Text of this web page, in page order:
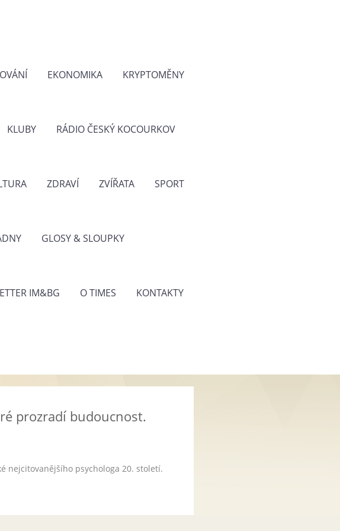
EKONOMIKA KRYPTOMĚNY
KLUBY RÁDIO ČESKÝ KOCOURKOV
ZDRAVÍ ZVÍŘATA SPORT
GLOSY & SLOUPKY
IM&BG O TIMES KONTAKTY
prozradí budoucnost.
nejcitovanějšího psychologa 20. století.